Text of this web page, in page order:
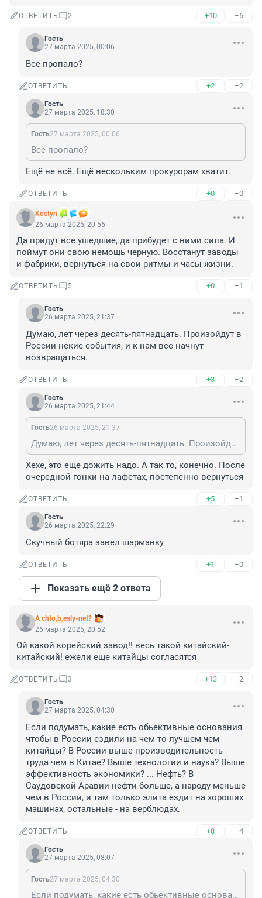
ОТВЕТИТЬ 2 +10 –6
Гость
27 марта 2025, 00:06
Всё пропало?
ОТВЕТИТЬ +2 –2
Гость
27 марта 2025, 18:30
Гость27 марта 2025, 00:06
Всё пропало?
Ещё не всё. Ещё нескольким прокурорам хватит.
ОТВЕТИТЬ +0 –0
Kostyn
26 марта 2025, 20:56
Да придут все ушедшие, да прибудет с ними сила. И
поймут они свою немощь черную. Восстанут заводы
и фабрики, вернуться на свои ритмы и часы жизни.
ОТВЕТИТЬ 5 +0 –1
Гость
26 марта 2025, 21:37
Думаю, лет через десять-пятнадцать. Произойдут в
России некие события, и к нам все начнут
возвращаться.
ОТВЕТИТЬ +3 –2
Гость
26 марта 2025, 21:44
Гость26 марта 2025, 21:37
Думаю, лет через десять-пятнадцать. Произойдут в России некие события, и к нам все начнут возвращаться.
Хехе, это еще дожить надо. А так то, конечно. После
очередной гонки на лафетах, постепенно вернуться
ОТВЕТИТЬ +5 –1
Гость
26 марта 2025, 22:29
Скучный ботяра завел шарманку
ОТВЕТИТЬ +1 –0
Показать ещё 2 ответа
A chto,b,esly-net?
26 марта 2025, 20:52
Ой какой корейский завод!! весь такой китайский-
китайский! ежели еще китайцы согласятся
ОТВЕТИТЬ 3 +13 –2
Гость
27 марта 2025, 04:30
Если подумать, какие есть обьективные основания
чтобы в России ездили на чем то лучшем чем
китайцы? В России выше производительность
труда чем в Китае? Выше технологии и наука? Выше
эффективность экономики? ... Нефть? В
Саудовской Аравии нефти больше, а народу меньше
чем в России, и там только элита ездит на хороших
машинах, остальные - на верблюдах.
ОТВЕТИТЬ +8 –4
Гость
27 марта 2025, 08:07
Гость27 марта 2025, 04:30
Если подумать, какие есть обьективные основания чтобы в России ездили на чем то лучшем чем китайцы? В России выше производительность труда чем в Китае? Выше технологии и наука? Выше эффективность экономики? ... Нефть? В Саудовской Аравии нефти больше, а народу меньше чем в России, и там только элита ездит на хороших машинах, остальные - на верблюдах.